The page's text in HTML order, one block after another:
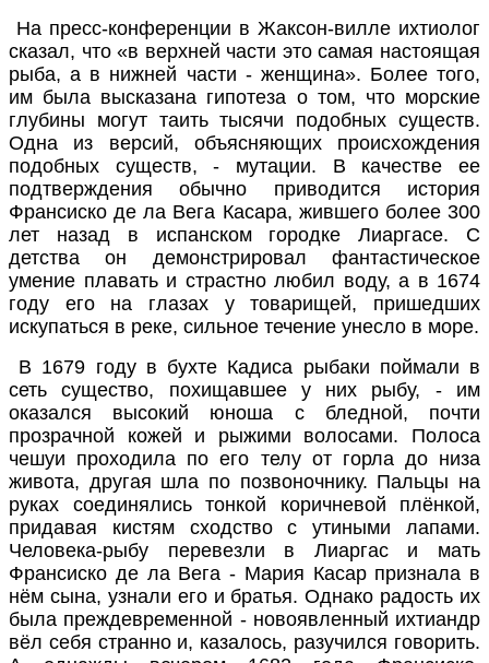
На пресс-конференции в Жаксон-вилле ихтиолог
сказал, что «в верхней части это самая настоящая
рыба, а в нижней части - женщина». Более того,
им была высказана гипотеза о том, что морские
глубины могут таить тысячи подобных существ.
Одна из версий, объясняющих происхождения
подобных существ, - мутации. В качестве ее
подтверждения обычно приводится история
Франсиско де ла Вега Касара, жившего более 300
лет назад в испанском городке Лиаргасе. С
детства он демонстрировал фантастическое
умение плавать и страстно любил воду, а в 1674
году его на глазах у товарищей, пришедших
искупаться в реке, сильное течение унесло в море.
В 1679 году в бухте Кадиса рыбаки поймали в
сеть существо, похищавшее у них рыбу, - им
оказался высокий юноша с бледной, почти
прозрачной кожей и рыжими волосами. Полоса
чешуи проходила по его телу от горла до низа
живота, другая шла по позвоночнику. Пальцы на
руках соединялись тонкой коричневой плёнкой,
придавая кистям сходство с утиными лапами.
Человека-рыбу перевезли в Лиаргас и мать
Франсиско де ла Вега - Мария Касар признала в
нём сына, узнали его и братья. Однако радость их
была преждевременной - новоявленный ихтиандр
вёл себя странно и, казалось, разучился говорить.